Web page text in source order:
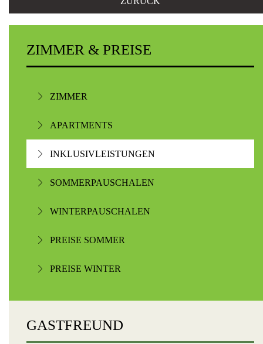
ZIMMER & PREISE
ZIMMER
APARTMENTS
INKLUSIVLEISTUNGEN
SOMMERPAUSCHALEN
WINTERPAUSCHALEN
PREISE SOMMER
PREISE WINTER
GASTFREUND